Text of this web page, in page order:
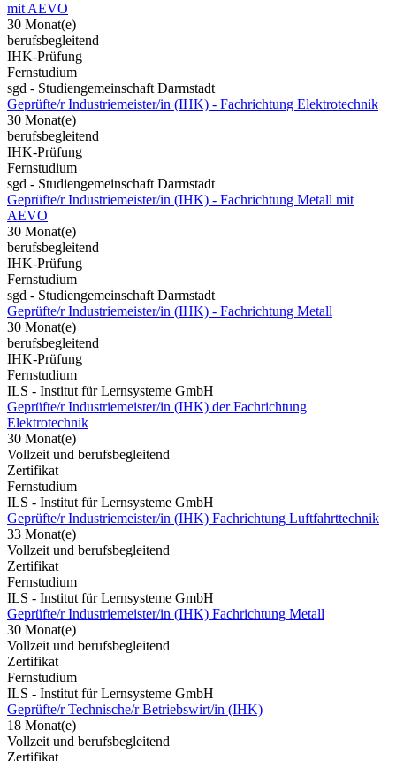
mit AEVO
30 Monat(e)
berufsbegleitend
IHK-Prüfung
Fernstudium
sgd - Studiengemeinschaft Darmstadt
Geprüfte/r Industriemeister/in (IHK) - Fachrichtung Elektrotechnik
30 Monat(e)
berufsbegleitend
IHK-Prüfung
Fernstudium
sgd - Studiengemeinschaft Darmstadt
Geprüfte/r Industriemeister/in (IHK) - Fachrichtung Metall mit
AEVO
30 Monat(e)
berufsbegleitend
IHK-Prüfung
Fernstudium
sgd - Studiengemeinschaft Darmstadt
Geprüfte/r Industriemeister/in (IHK) - Fachrichtung Metall
30 Monat(e)
berufsbegleitend
IHK-Prüfung
Fernstudium
ILS - Institut für Lernsysteme GmbH
Geprüfte/r Industriemeister/in (IHK) der Fachrichtung
Elektrotechnik
30 Monat(e)
Vollzeit und berufsbegleitend
Zertifikat
Fernstudium
ILS - Institut für Lernsysteme GmbH
Geprüfte/r Industriemeister/in (IHK) Fachrichtung Luftfahrttechnik
33 Monat(e)
Vollzeit und berufsbegleitend
Zertifikat
Fernstudium
ILS - Institut für Lernsysteme GmbH
Geprüfte/r Industriemeister/in (IHK) Fachrichtung Metall
30 Monat(e)
Vollzeit und berufsbegleitend
Zertifikat
Fernstudium
ILS - Institut für Lernsysteme GmbH
Geprüfte/r Technische/r Betriebswirt/in (IHK)
18 Monat(e)
Vollzeit und berufsbegleitend
Zertifikat